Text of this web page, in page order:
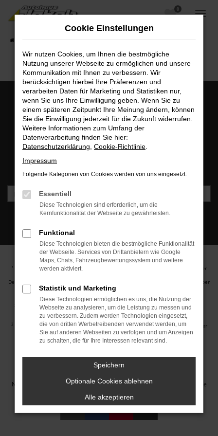
Zum
Hauptinhalt
0
MO - FR: 07:00 bis 18:00 Uhr | SA: 09:30 bis 12:00 Uhr
+49 3745 7817-0
Newsletteranmeldung
Bleiben Sie stets auf dem Laufenden und erhalten Sie
Benachrichtigungen direkt in Ihr Postfach.
1
Ehemaliger Neupreis (Unverbindliche Preisempfehlung des Herstellers am Tag der
Der errechnete Preisvorteil sowie die angegebene Ersparnis errechnet sich gegenüber
der ehemaligen unverbindlichen Preisempfehlung des Herstellers am Tag der
Erstzulassung (Neupreis).
2
Hierbei handelt es sich um ein Finanzierungs-Angebot. Preise sind Bruttopreise.
Irrtümer vorbehalten.
3
Hierbei handelt es sich um ein Leasing-Angebot. Preise sind Bruttopreise. Irrtümer
vorbehalten.
Cookie Einstellungen
Neustadt/Vogtland | info@autohausjakob.de |Webdesign by audaris.de
Cookie Einstellungen
Wir nutzen Cookies, um Ihnen die bestmögliche
Nutzung unserer Webseite zu ermöglichen und unsere
Kommunikation mit Ihnen zu verbessern. Wir
berücksichtigen hierbei Ihre Präferenzen und
verarbeiten Daten für Marketing und Statistiken nur,
wenn Sie uns Ihre Einwilligung geben. Wenn Sie zu
einem späteren Zeitpunkt Ihre Meinung ändern, können
Sie die Einwilligung jederzeit für die Zukunft widerrufen.
Weitere Informationen zum Umfang der
Datenverarbeitung finden Sie hier:
Datenschutzerklärung Cookie-Richtlinie
Impressum
Folgende Kategorien von Cookies werden von uns eingesetzt:
Essentiell
Diese Technologien sind erforderlich, um die
Kernfunktionalität der Webseite zu gewährleisten.
Funktional
Diese Technologien bieten die bestmögliche Funktionalität
der Webseite. Services von Drittanbietern wie Google
Maps, Chats, Fahrzeugbewertungssystem und weitere
werden aktiviert.
Statistik und Marketing
Diese Technologien ermöglichen es uns, die Nutzung der
Webseite zu analysieren, um die Leistung zu messen und
zu verbessern. Zudem werden Technologien eingesetzt,
die von dritten Werbetreibenden verwendet werden, um
Sie auf anderen Webseiten zu verfolgen und um Anzeigen
zu schalten, die für Ihre Interessen relevant sind.
Speichern
Optionale Cookies ablehnen
Alle akzeptieren